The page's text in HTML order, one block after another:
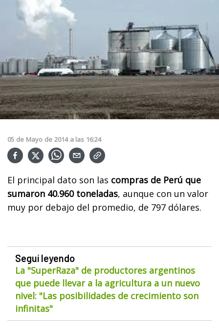
05 de Mayo de 2014 a las 16:24
El principal dato son las compras de Perú que
sumaron 40.960 toneladas, aunque con un valor
muy por debajo del promedio, de 797 dólares.
Seguí leyendo
La "SuperRaza" de productores argentinos
que puede llevar a la agricultura a un nuevo
nivel: "Las posibilidades de crecimiento son
infinitas"